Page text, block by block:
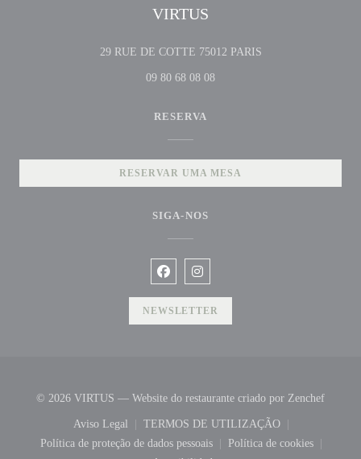
VIRTUS
29 RUE DE COTTE 75012 PARIS((abre numa nova
09 80 68 08 08
RESERVA
RESERVAR UMA MESA
SIGA-NOS
Facebook ((abre numa nova janela))
Instagram ((abre numa nova
NEWSLETTER
© 2026 VIRTUS — Website do restaurante criado por Zenchef((abre
Aviso Legal
((abre numa nova janela))
TERMOS DE UTILIZAÇÃO
((abre numa nova janela))
Política de proteção de dados pessoais
((abre numa nova janela))
Política de cookies
((abre numa